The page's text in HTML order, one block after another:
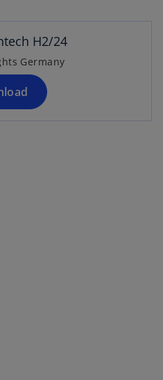
H2/24
Germany